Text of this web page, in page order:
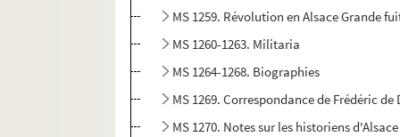
MS 1259. Révolution en Alsace Grande
MS 1260-1263. Militaria
MS 1264-1268. Biographies
MS 1269. Correspondance de Frédéric de
MS 1270. Notes sur les historiens